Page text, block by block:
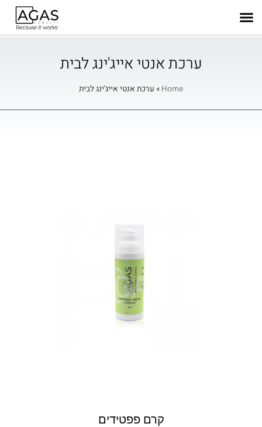
ערכת אנטי אייג'ינג לבית
Home
» ערכת אנטי אייג'ינג לבית
קרם פפטידים